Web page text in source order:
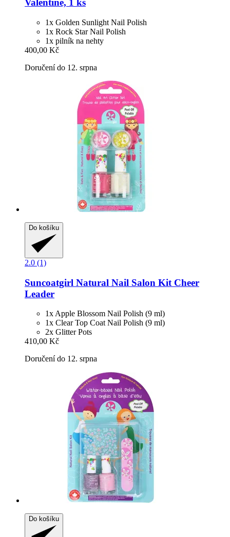
Valentine, 1 ks
1x Golden Sunlight Nail Polish
1x Rock Star Nail Polish
1x pilník na nehty
400,00 Kč
Doručení do 12. srpna
Do košíku
2.0 (1)
Suncoatgirl Natural Nail Salon Kit Cheer
Leader
1x Apple Blossom Nail Polish (9 ml)
1x Clear Top Coat Nail Polish (9 ml)
2x Glitter Pots
410,00 Kč
Doručení do 12. srpna
Do košíku